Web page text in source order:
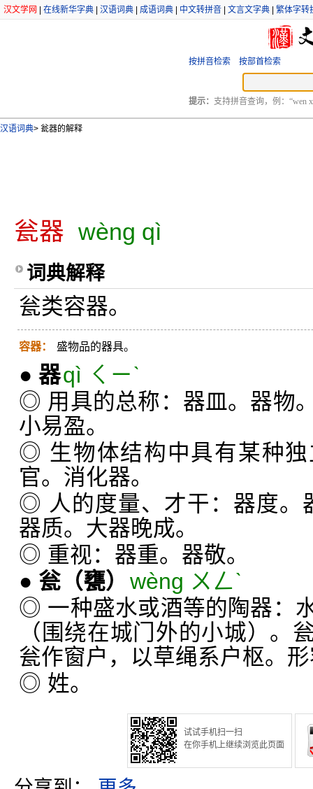
汉文学网 在线新华字典 汉语词典 成语词典 中文转拼音 文言文字典 繁体字转
按拼音检索 按部首检索
提示： 支持拼音查询，例：“wen
汉语词典> 瓮器的解释
瓮器 wèng qì
词典解释
瓮类容器。
容器： 盛物品的器具。
● 器qì ㄑㄧˋ
◎ 用具的总称：器皿。器物
小易盈。
◎ 生物体结构中具有某种
官。消化器。
◎ 人的度量、才干：器度。
器质。大器晚成。
◎ 重视：器重。器敬。
● 瓮 （甕） wèng ㄨㄥˋ
◎ 一种盛水或酒等的陶器：
（围绕在城门外的小城）。
瓮作窗户，以草绳系户枢。
◎ 姓。
试试手机扫一扫
在你手机上继续浏览此页面